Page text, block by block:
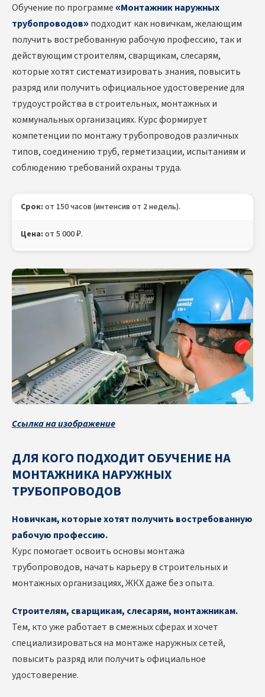
Обучение по программе«Монтажник наружных
трубопроводов»подходит как новичкам, желающим
получить востребованную рабочую профессию, так и
действующим строителям, сварщикам, слесарям,
которые хотят систематизировать знания, повысить
разряд или получить официальное удостоверение для
трудоустройства в строительных, монтажных и
коммунальных организациях. Курс формирует
компетенции по монтажу трубопроводов различных
типов, соединению труб, герметизации, испытаниям и
соблюдению требований охраны труда.
Срок: от 150 часов (интенсив от 2 недель).
Цена: от 5 000 ₽.
Документ:Свидетельство о профессии монтажника
наружных трубопроводов с внесением в ФРДО,
Удостоверение монтажника наружных трубопроводов,
Протокол проверки знаний (в электронном и бумажном
Ссылка на изображение
ДЛЯ КОГО ПОДХОДИТ ОБУЧЕНИЕ НА
МОНТАЖНИКА НАРУЖНЫХ
ТРУБОПРОВОДОВ
Новичкам, которые хотят получить востребованную
рабочую профессию.
Курс помогает освоить основы монтажа
трубопроводов, начать карьеру в строительных и
монтажных организациях, ЖКХ даже без опыта.
Строителям, сварщикам, слесарям, монтажникам.
Тем, кто уже работает в смежных сферах и хочет
специализироваться на монтаже наружных сетей,
повысить разряд или получить официальное
удостоверение.